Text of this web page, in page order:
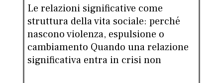
Le relazioni significative come
struttura della vita sociale: perché
nascono violenza, espulsione o
cambiamento Quando una relazione
significativa entra in crisi non